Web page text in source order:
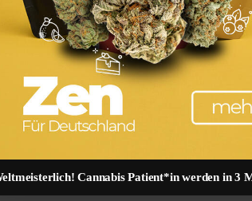
an:
rund 34.710 €. Alle Nebenkosten auf einen Blick
findet noch faire Angebote.
Cannabis Patient*in werden in 3